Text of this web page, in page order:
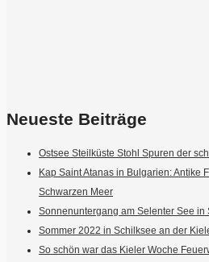
Neueste Beiträge
Ostsee Steilküste Stohl Spuren der
Kap Saint Atanas in Bulgarien: Antike
Schwarzen Meer
Sonnenuntergang am Selenter See in
Sommer 2022 in Schilksee an der
So schön war das Kieler Woche